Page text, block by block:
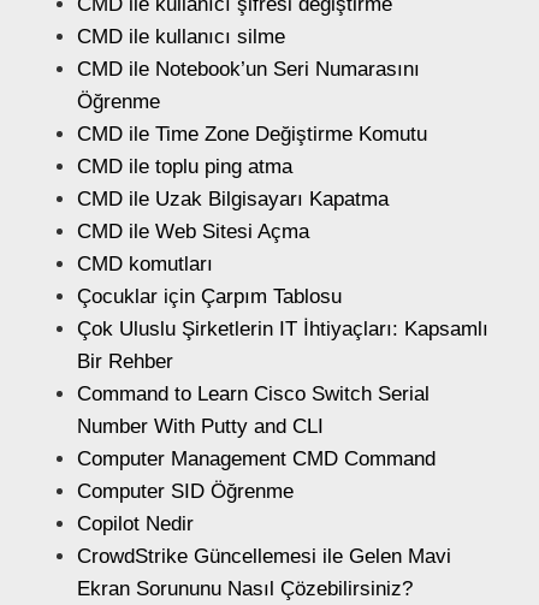
CMD ile kullanıcı silme
CMD ile Notebook’un Seri Numarasını
Öğrenme
CMD ile Time Zone Değiştirme Komutu
CMD ile toplu ping atma
CMD ile Uzak Bilgisayarı Kapatma
CMD ile Web Sitesi Açma
CMD komutları
Çocuklar için Çarpım Tablosu
Çok Uluslu Şirketlerin IT İhtiyaçları: Kapsamlı
Bir Rehber
Command to Learn Cisco Switch Serial
Number With Putty and CLI
Computer Management CMD Command
Computer SID Öğrenme
Copilot Nedir
CrowdStrike Güncellemesi ile Gelen Mavi
Ekran Sorununu Nasıl Çözebilirsiniz?